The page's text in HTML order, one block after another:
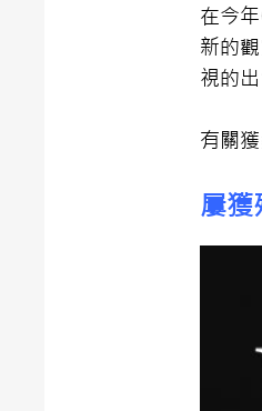
在今年
新的
視的
有關
屢